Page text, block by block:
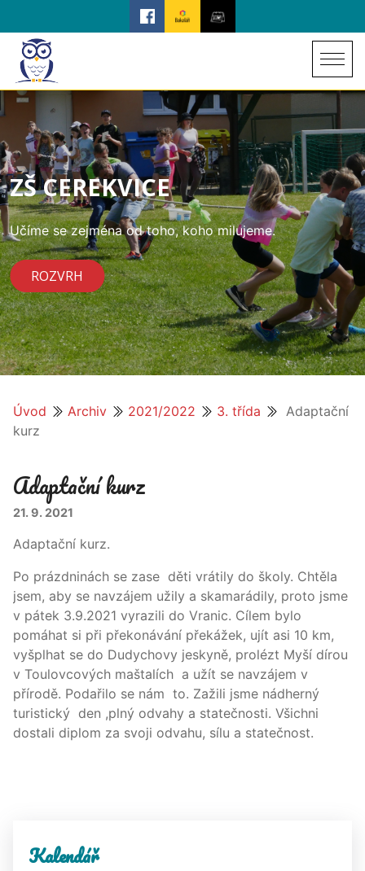
ZŠ CEREKVICE
Učíme se zejména od toho, koho milujeme.
ROZVRH
Úvod Archiv 2021/2022 3. třída
Adaptační
kurz
Adaptační kurz
21. 9. 2021
Adaptační kurz.
Po prázdninách se zase děti vrátily do školy. Chtěla
jsem, aby se navzájem užily a skamarádily, proto jsme
v pátek 3.9.2021 vyrazili do Vranic. Cílem bylo
pomáhat si při překonávání překážek, ujít asi 10 km,
vyšplhat se do Dudychovy jeskyně, prolézt Myší dírou
v Toulovcových maštalích a užít se navzájem v
přírodě. Podařilo se nám to. Zažili jsme nádherný
turistický den ,plný odvahy a statečnosti. Všichni
dostali diplom za svoji odvahu, sílu a statečnost.
Kalendář